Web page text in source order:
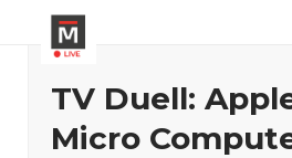
TV Duell:
Micro